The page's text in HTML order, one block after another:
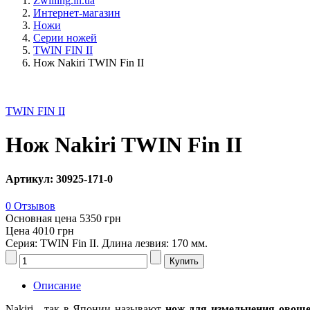
Интернет-магазин
Ножи
Серии ножей
TWIN FIN II
Нож Nakiri TWIN Fin II
TWIN FIN II
Нож Nakiri TWIN Fin II
Артикул: 30925-171-0
0 Отзывов
Основная цена 5350 грн
Цена 4010 грн
Серия: TWIN Fin II. Длина лезвия: 170 мм.
Описание